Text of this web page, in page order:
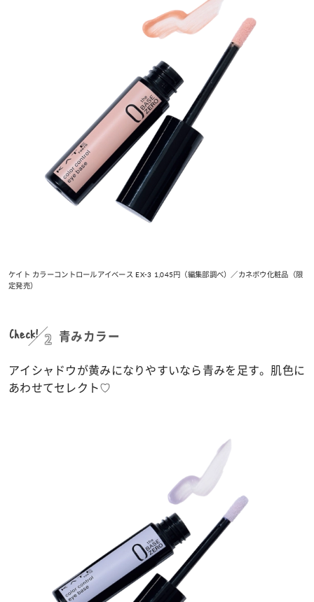
ケイト カラーコントロールアイベース EX-3 1,045円（編集部調べ）／カネボウ化粧品（限
定発売）
Check! 2 青みカラー
アイシャドウが黄みになりやすいなら青みを足す。肌色に
あわせてセレクト♡